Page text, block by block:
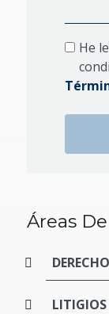
He
Áreas
LITIGIOS